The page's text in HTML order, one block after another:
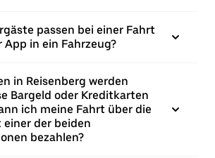
passen bei einer Fahrt
App in ein Fahrzeug?
in Reisenberg werden
Bargeld oder Kreditkarten
ich meine Fahrt über die
einer der beiden
bezahlen?